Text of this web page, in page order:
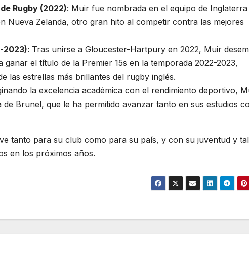
Rugby (2022): Muir fue nombrada en el equipo de
Nueva Zelanda, otro gran hito al competir contra las mejores
2023): Tras unirse a Gloucester-Hartpury en 2022, Muir
el título de la Premier 15s en la temporada 2022-2023,
las estrellas más brillantes del rugby inglés.
la excelencia académica con el rendimiento deportivo,
Brunel, que le ha permitido avanzar tanto en sus estudios
tanto para su club como para su país, y con su juventud y
en los próximos años.